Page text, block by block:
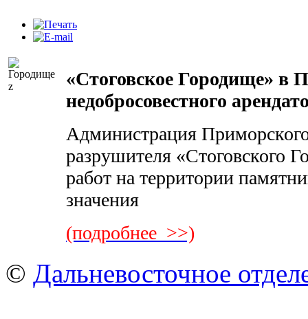
«Стоговское Городище»
недобросовестного
Администрация
разрушителя «Стоговского
работ на территории
значения
(подробнее >>)
© Дальневосточное